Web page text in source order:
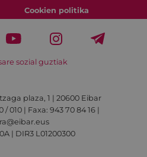
Cookien politika
sozial guztiak
plaza, 1 | 20600 Eibar
/ 010 | Faxa: 943 70 84 16 |
| DIR3 L01200300